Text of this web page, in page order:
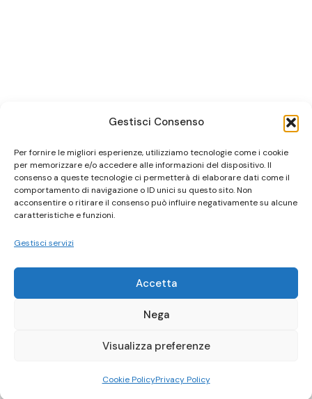
Gestisci Consenso
Per fornire le migliori esperienze, utilizziamo tecnologie come i cookie
per memorizzare e/o accedere alle informazioni del dispositivo. Il
consenso a queste tecnologie ci permetterà di elaborare dati come il
comportamento di navigazione o ID unici su questo sito. Non
acconsentire o ritirare il consenso può influire negativamente su alcune
caratteristiche e funzioni.
Gestisci servizi
Accetta
Nega
Visualizza preferenze
Cookie PolicyPrivacy Policy